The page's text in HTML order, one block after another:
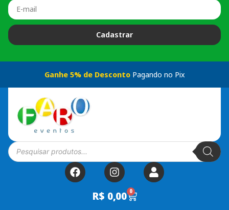
Cadastrar
Ganhe 5% de DescontoPagando no Pix
R$ 0,00 0